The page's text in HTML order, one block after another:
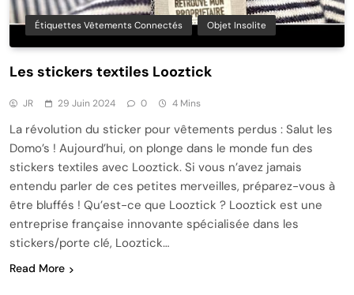
Étiquettes Vêtements Connectés Objet Insolite
Les stickers textiles Looztick
JR 29 Juin 2024 0 4 Mins
La révolution du sticker pour vêtements perdus : Salut les
Domo’s ! Aujourd’hui, on plonge dans le monde fun des
stickers textiles avec Looztick. Si vous n’avez jamais
entendu parler de ces petites merveilles, préparez-vous à
être bluffés ! Qu’est-ce que Looztick ? Looztick est une
entreprise française innovante spécialisée dans les
stickers/porte clé, Looztick…
Read More